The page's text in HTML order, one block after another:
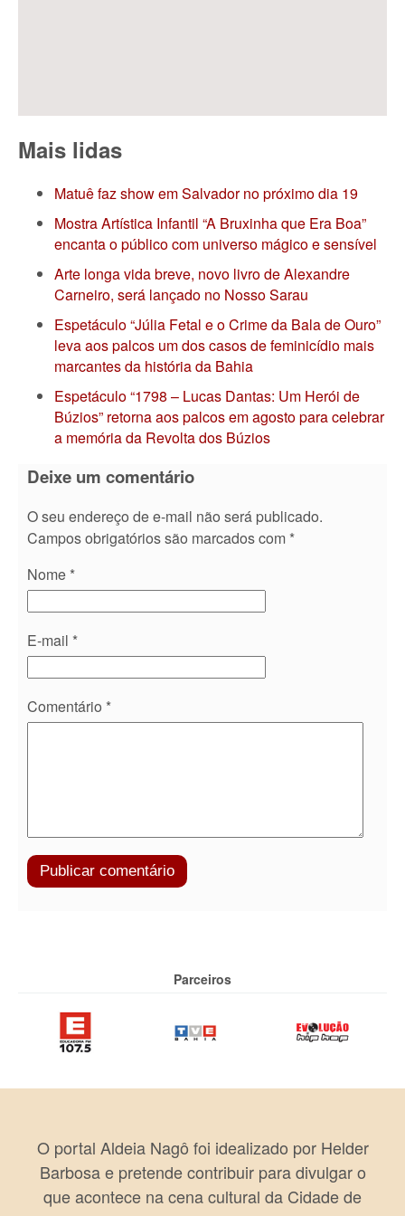
Mais lidas
Matuê faz show em Salvador no próximo dia 19
Mostra Artística Infantil “A Bruxinha que Era Boa”
encanta o público com universo mágico e sensível
Arte longa vida breve, novo livro de Alexandre
Carneiro, será lançado no Nosso Sarau
Espetáculo “Júlia Fetal e o Crime da Bala de Ouro”
leva aos palcos um dos casos de feminicídio mais
marcantes da história da Bahia
Espetáculo “1798 – Lucas Dantas: Um Herói de
Búzios” retorna aos palcos em agosto para celebrar
a memória da Revolta dos Búzios
Deixe um comentário
O seu endereço de e-mail não será publicado.
Campos obrigatórios são marcados com *
Nome *
E-mail *
Comentário *
Parceiros
O portal Aldeia Nagô foi idealizado por Helder
Barbosa e pretende contribuir para divulgar o
que acontece na cena cultural da Cidade de